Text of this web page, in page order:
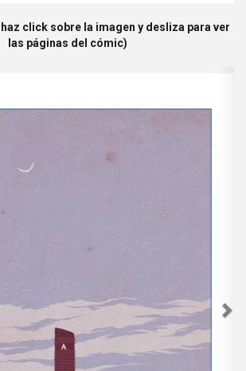
click sobre la imagen y desliza para ver
las páginas del cómic)